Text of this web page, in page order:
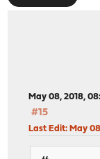
May 08, 2018,
#15
Last Edit: May